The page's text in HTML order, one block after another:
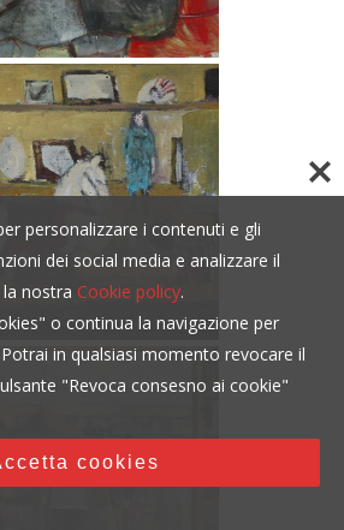
personalizzare i contenuti e gli
dei social media e analizzare il
nostra Cookie policy.
o continua la navigazione per
in qualsiasi momento revocare il
"Revoca consesno ai cookie"
cookies